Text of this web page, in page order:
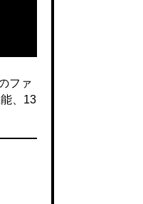
ファ
、13